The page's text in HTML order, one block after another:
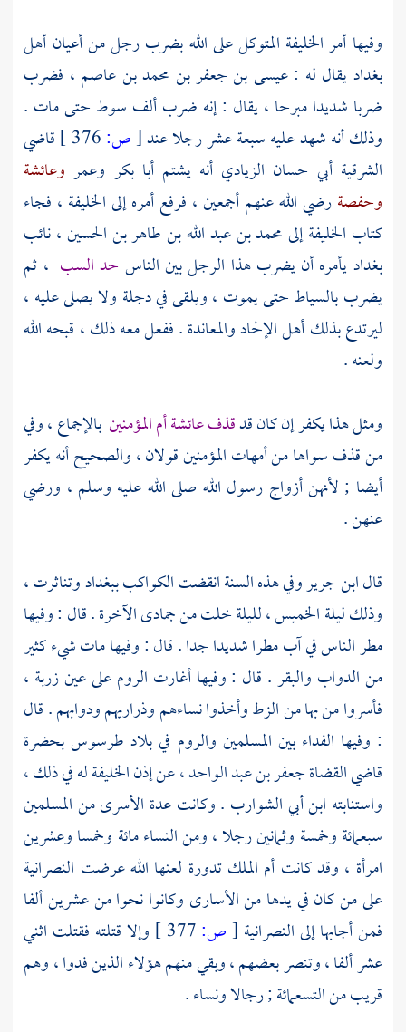
وفيها أمر الخليفة المتوكل على اللهبضرب رجل من أعيان أهل
بغداديقال له :عيسى بن جعفر بن محمد بن عاصم ، فضرب
ضربا شديدا مبرحا ، يقال : إنه ضرب ألف سوط حتى مات .
وذلك أنه شهد عليه سبعة عشر رجلا عند[ص:
قاضي
الشرقيةأبي حسان الزيادي أنه يشتمأبا بكر وعمر وعائشة
وحفصةرضي الله عنهم أجمعين ، فرفع أمره إلى الخليفة ، فجاء
كتاب الخليفة إلىمحمد بن عبد الله بن طاهر بن الحسين ،نائب
بغداديأمره أن يضرب هذا الرجل بين الناس حد السب ، ثم
يضرب بالسياط حتى يموت ، ويلقى في دجلة ولا يصلى عليه ،
ليرتدع بذلك أهل الإلحاد والمعاندة . ففعل معه ذلك ، قبحه الله
ولعنه .
ومثل هذا يكفر إن كان قدقذفعائشةأم المؤمنين بالإجماع ، وفي
من قذف سواها من أمهات المؤمنين قولان ، والصحيح أنه يكفر
أيضا ; لأنهن أزواج رسول الله صلى الله عليه وسلم ، ورضي
عنهن .
قالابن جريروفي هذه السنة انقضت الكواكبببغدادوتناثرت ،
وذلك ليلة الخميس ، لليلة خلت من جمادى الآخرة . قال : وفيها
مطر الناس في آب مطرا شديدا جدا . قال : وفيها مات شيء كثير
من الدواب والبقر . قال : وفيها أغارت الرومعلىعين زربة ،
فأسروا من بها من الزط وأخذوا نساءهم وذراريهم ودوابهم . قال
: وفيها الفداء بين المسلمين والروم في بلاد طرسوسبحضرة
قاضي القضاةجعفر بن عبد الواحد ،عن إذن الخليفة له في ذلك ،
واستنابته ابن أبي الشوارب . وكانت عدة الأسرى من المسلمين
سبعمائة وخمسة وثمانين رجلا ، ومن النساء مائة وخمسا وعشرين
امرأة ، وقد كانت أم الملك تدورة لعنها الله عرضت النصرانية
على من كان في يدها من الأسارى وكانوا نحوا من عشرين ألفا
فمن أجابها إلىالنصرانية [ص:
وإلا قتلته فقتلت اثني
عشر ألفا ، وتنصر بعضهم ، وبقي منهم هؤلاء الذين فدوا ، وهم
قريب من التسعمائة ; رجالا ونساء .